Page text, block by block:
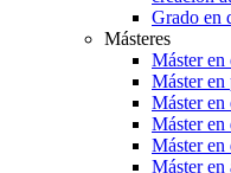
Grado en
Másteres
Máster en
Máster en
Máster
Máster en
Máster en
Máster en